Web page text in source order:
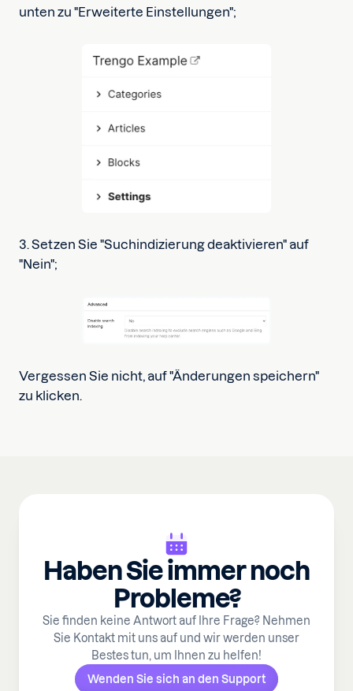
unten zu "Erweiterte Einstellungen";
3. Setzen Sie "Suchindizierung deaktivieren" auf
"Nein";
Vergessen Sie nicht, auf "Änderungen speichern"
zu klicken.
Haben Sie immer noch
Probleme?
Sie finden keine Antwort auf Ihre Frage? Nehmen
Sie Kontakt mit uns auf und wir werden unser
Bestes tun, um Ihnen zu helfen!
Wenden Sie sich an den Support